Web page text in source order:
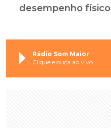
desempenho
Rádio Som Maior
Clique e ouça ao vivo